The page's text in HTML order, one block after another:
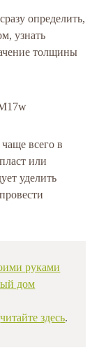
определить,
узнать
толщины
всего в
или
уделить
руками
дом
читайте здесь.